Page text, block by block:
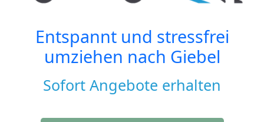
Entspannt und stressfrei
umziehen nach Giebel
Sofort Angebote erhalten